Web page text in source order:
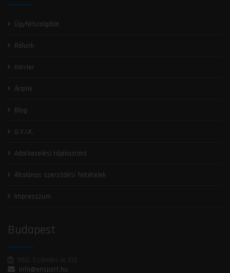
Ügyfélszolgálat
Rólunk
Karrier
Áraink
Blog
G.Y.I.K.
Adatkezelési tájékoztató
Általános szerződési feltételek
Impresszum
Budapest
1162, Csömöri út 213.
info@ensport.hu